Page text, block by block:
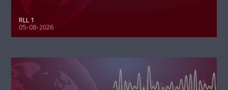
RLL 1
05-08-2026